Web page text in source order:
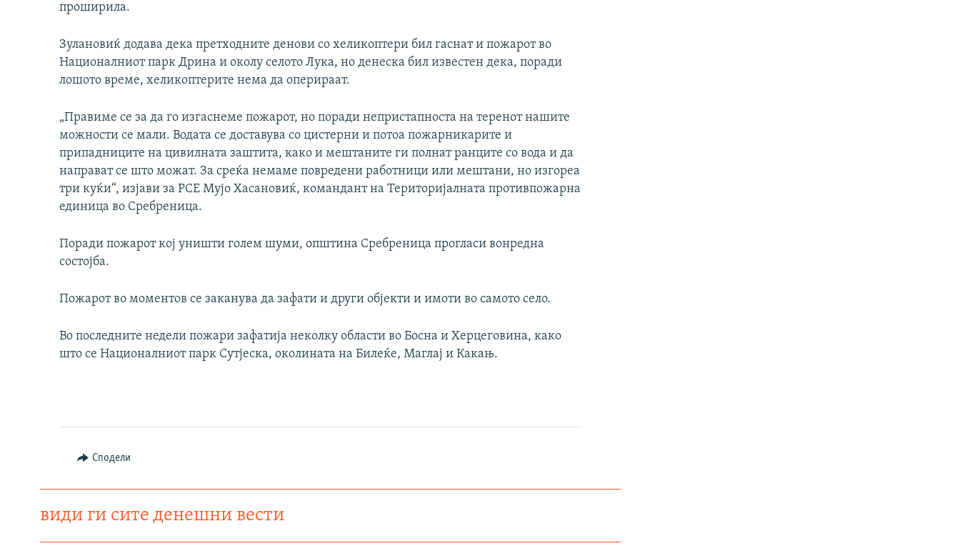
проширила.
Зулановиќ додава дека претходните денови со хеликоптери бил гаснат и пожарот во
Националниот парк Дрина и околу селото Лука, но денеска бил известен дека, поради
лошото време, хеликоптерите нема да оперираат.
„Правиме се за да го изгаснеме пожарот, но поради непристапноста на теренот нашите
можности се мали. Водата се доставува со цистерни и потоа пожарникарите и
припадниците на цивилната заштита, како и мештаните ги полнат ранците со вода и да
направат се што можат. За среќа немаме повредени работници или мештани, но изгореа
три куќи“, изјави за РСЕ Мујо Хасановиќ, командант на Територијалната противпожарна
единица во Сребреница.
Поради пожарот кој уништи голем шуми, општина Сребреница прогласи вонредна
состојба.
Пожарот во моментов се заканува да зафати и други објекти и имоти во самото село.
Во последните недели пожари зафатија неколку области во Босна и Херцеговина, како
што се Националниот парк Сутјеска, околината на Билеќе, Маглај и Какањ.
Сподели
види ги сите денешни вести